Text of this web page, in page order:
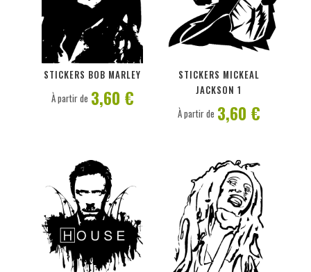
STICKERS BOB MARLEY
PERSONNALISER
À partir de 3,60 €
STICKERS MICKEAL
JACKSON 1
À partir de 3,60 €